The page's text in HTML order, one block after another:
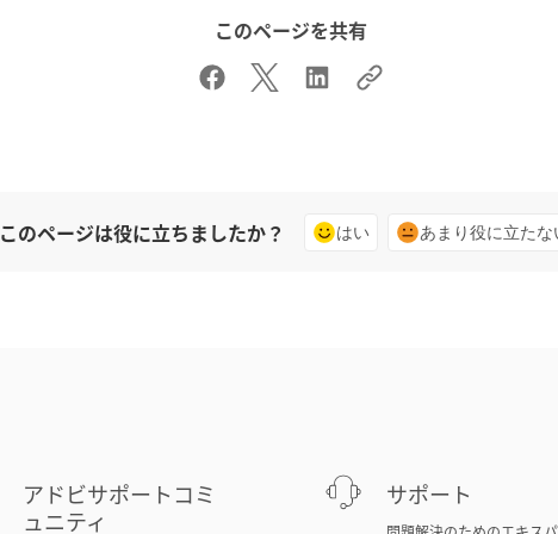
このページを共有
このページは役に立ちましたか？ はい あまり役に立たな
アドビサポートコミ
ュニティ
サポート